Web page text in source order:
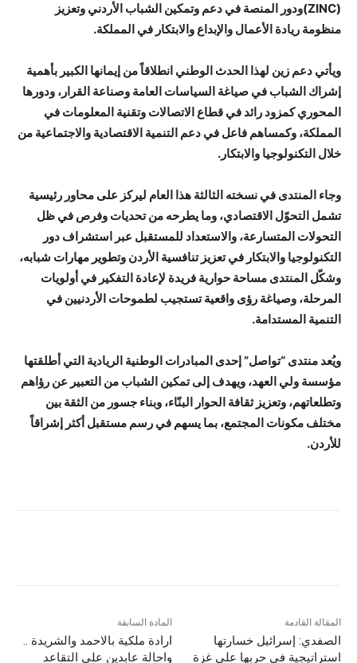
(ZINC)ودور المنصة في دعم وتمكين الشباب الأردني وتعزيز
منظومة ريادة الأعمال والإبداع والابتكار في المملكة.
ويأتي دعم زين لهذا الحدث الوطني انطلاقاً من إيمانها الكبير بأهمية
إشراك الشباب في صياغة السياسات العامة وصناعة القرار، ودورها
المحوري كمزود رائد في قطاع الاتصالات وتقنية المعلومات في
المملكة، وكمساهم فاعل في دعم التنمية الاقتصادية والاجتماعية من
خلال التكنولوجيا والابتكار.
وجاء المنتدى في نسخته الثالثة هذا العام ليركز على محاور رئيسية
تشمل التحوّل الاقتصادي، وما يطرحه من تحديات وفرص في ظل
التحولات المتسارعة، والاستعداد للمستقبل عبر استشراف دور
التكنولوجيا والابتكار في تعزيز تنافسية الأردن وتطوير مهارات شبابه،
وشكّل المنتدى مساحة حوارية فريدة لإعادة التفكير في أولويات
المرحلة، وصياغة رؤى واقعية تستجيب لطموحات الأردنيين في
التنمية المستدامة.
ويُعد منتدى “تواصل” إحدى المبادرات الوطنية الريادية التي أطلقتها
مؤسسة ولي العهد، ويهدف إلى تمكين الشباب من التعبير عن رؤاهم
وتطلعاتهم، وتعزيز ثقافة الحوار البنّاء، وبناء جسور من الثقة بين
مختلف مكونات المجتمع، بما يسهم في رسم مستقبل أكثر إشراقاً
للأردن.
المادة السابقة
ارادة ملكية بالاحمد والشريدة ..
واحالة عابدين على التقاعد
المقالة القادمة
الصفدي: إسرائيل خسارتها
استراتيجية في حربها على غزة